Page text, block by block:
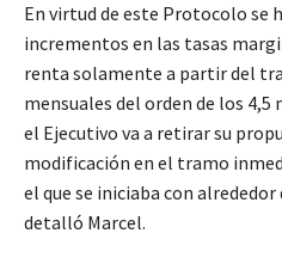
En virtud de este Protocolo se
incrementos en las tasas
renta solamente a partir del
mensuales del orden de los 4,5
el Ejecutivo va a retirar su
modificación en el tramo
el que se iniciaba con alrededor
detalló Marcel.